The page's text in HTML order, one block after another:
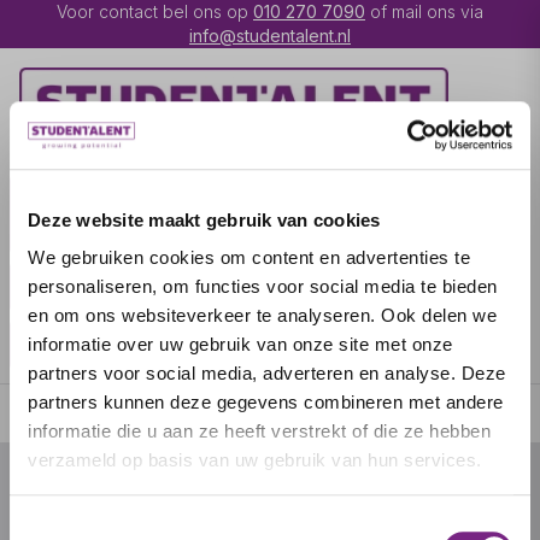
Deze website maakt gebruik van cookies
We gebruiken cookies om content en advertenties te
personaliseren, om functies voor social media te bieden
en om ons websiteverkeer te analyseren. Ook delen we
informatie over uw gebruik van onze site met onze
partners voor social media, adverteren en analyse. Deze
partners kunnen deze gegevens combineren met andere
informatie die u aan ze heeft verstrekt of die ze hebben
verzameld op basis van uw gebruik van hun services.
Voor contact bel ons op 010 270 7090 of mail ons via
info@studentalent.nl
UITZENDKRACHT
IK BEN WERKGEVER OVER STUDENTALENT
SPECIALISATIES